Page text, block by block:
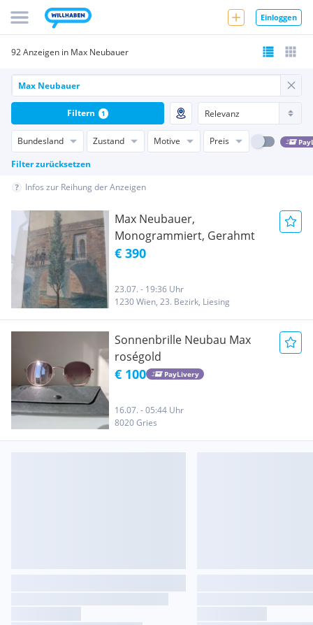
Einloggen
92 Anzeigen in Max Neubauer
Bundesland Zustand Motive Preis
Filter zurücksetzen
Filtern 1
Infos zur Reihung der Anzeigen
Max Neubauer,
Monogrammiert, Gerahmt
€ 390
23.07. - 19:36 Uhr
1230 Wien, 23. Bezirk, Liesing
Sonnenbrille Neubau Max
roségold
€ 100 PayLivery
16.07. - 05:44 Uhr
8020 Gries